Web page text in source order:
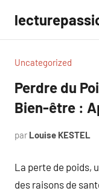
contenu
Uncategorized
Perdre du
Bien-être :
par Louise KESTEL
La perte de poids,
des raisons de